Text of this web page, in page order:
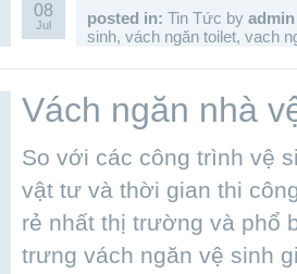
08
Jul posted in: Tin Tức by admin
sinh, vách ngăn toilet, vach
Vách ngăn nhà
So với các công trình vệ
vật tư và thời gian thi
rẻ nhất thị trường và phổ
trưng vách ngăn vệ sinh